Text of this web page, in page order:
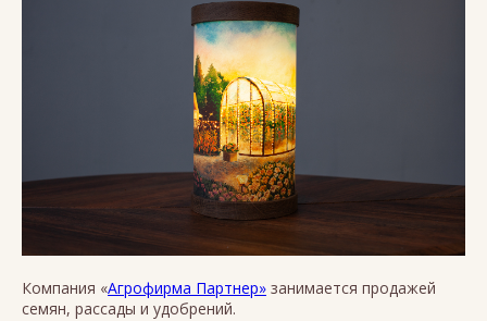
Компания «Агрофирма Партнер» занимается продажей
семян, рассады и удобрений.